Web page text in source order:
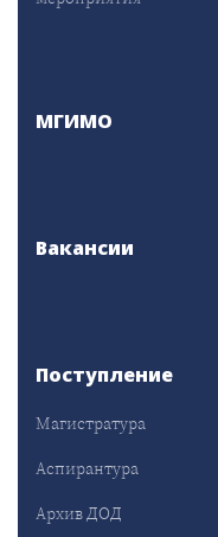
МГИМО
Вакансии
Поступление
Магистратура
Аспирантура
Архив ДОД